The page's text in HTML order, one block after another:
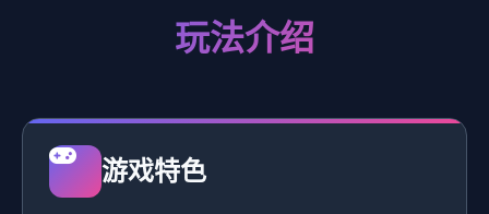
玩法介绍
游戏特色